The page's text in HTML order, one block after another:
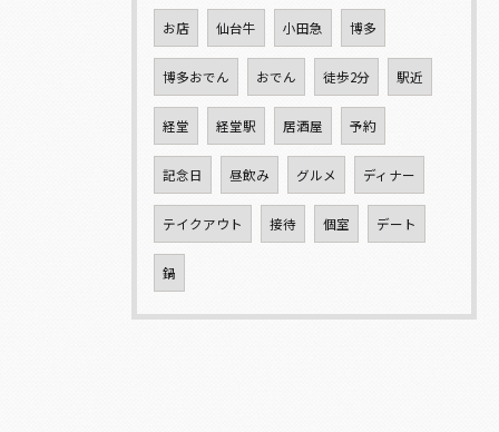
お店 仙台牛 小田急 博多
博多おでん おでん 徒歩2分 駅近
経堂 経堂駅 居酒屋 予約
記念日 昼飲み グルメ ディナー
テイクアウト 接待 個室 デート
鍋